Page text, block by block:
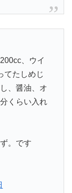
、ウイ
てたしめじ
、醤油、オ
くらい入れ
。です